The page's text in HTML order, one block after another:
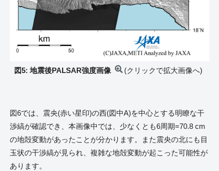
図5: 地震後PALSAR強度画像 (クリックで拡大画像へ)
図6では、震央(赤い星印)の西(図中A)を中心とする明瞭な干
渉縞が確認でき、本画像中では、少なくとも6周期=70.8 cm
の地殻変動があったことが分かります。また震央の北にも目
玉状の干渉縞が見られ、複雑な地殻変動が起こった可能性が
あります。